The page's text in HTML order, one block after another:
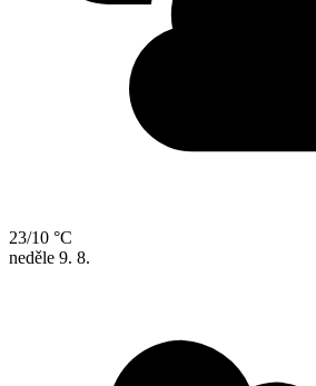
23/10 °C
neděle 9. 8.